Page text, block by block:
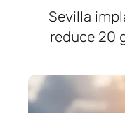
Sevilla
reduce 20